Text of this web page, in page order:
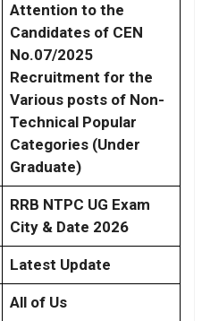
Attention to the
Candidates of CEN
No.07/2025
Recruitment for the
Various posts of Non-
Technical Popular
Categories (Under
Graduate)
RRB NTPC UG Exam
City & Date 2026
Latest Update
All of Us